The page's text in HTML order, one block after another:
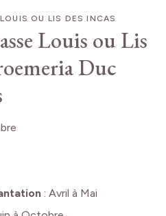
OU LIS DES INCAS
Louis ou Lis
Duc
: Avril à Mai